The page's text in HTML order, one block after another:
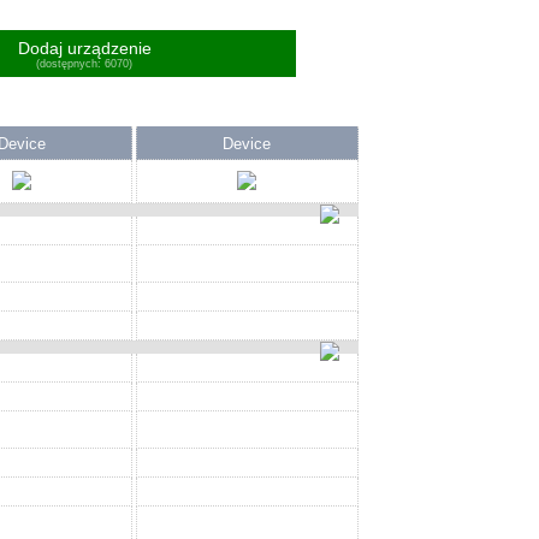
Dodaj urządzenie
(dostępnych: 6070)
Device Device